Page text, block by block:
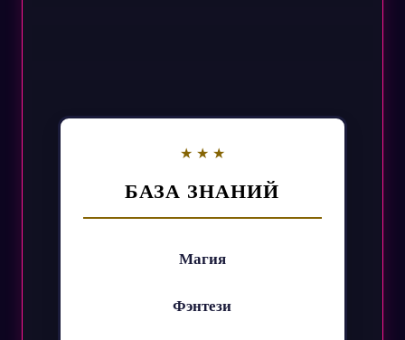
БАЗА ЗНАНИЙ
Магия
Фэнтези